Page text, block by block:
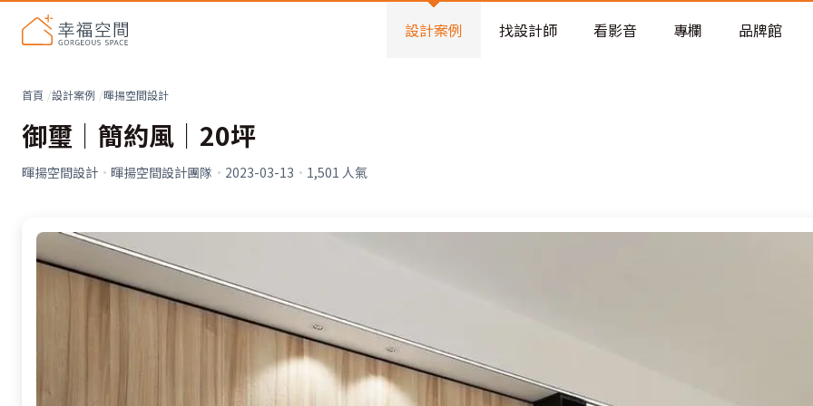
老屋預算分配與高 CP 值煥新術
設計案例 找設計師 看影音 專欄 品牌館
首頁 設計案例 暉揚空間設計
御璽│簡約風│20坪
暉揚空間設計 · 暉揚空間設計團隊 · 2023-03-13 · 1,501 人氣